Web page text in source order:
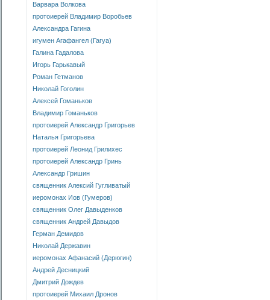
Варвара Волкова
протоиерей Владимир Воробьев
Александра Гагина
игумен Агафангел (Гагуа)
Галина Гадалова
Игорь Гарькавый
Роман Гетманов
Николай Гоголин
Алексей Гоманьков
Владимир Гоманьков
протоиерей Александр Григорьев
Наталья Григорьева
протоиерей Леонид Грилихес
протоиерей Александр Гринь
Александр Гришин
священник Алексий Гугливатый
иеромонах Иов (Гумеров)
священник Олег Давыденков
священник Андрей Давыдов
Герман Демидов
Николай Державин
иеромонах Афанасий (Дерюгин)
Андрей Десницкий
Дмитрий Дождев
протоиерей Михаил Дронов